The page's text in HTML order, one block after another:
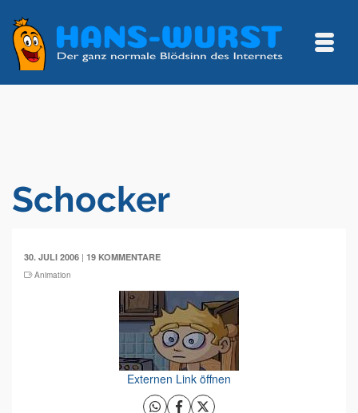
Schocker
30. JULI 2006 | 19 KOMMENTARE
Animation
Externen Link öffnen